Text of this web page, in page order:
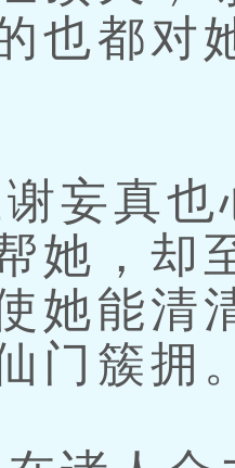
也都对
妄真也
她，却
她能清
门簇拥